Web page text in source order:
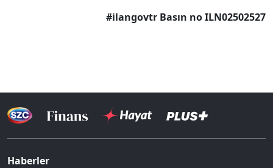
#ilangovtr Basın no ILN02502527
Haberler